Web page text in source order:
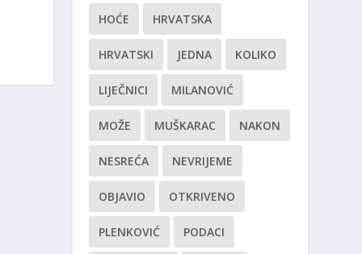
HOĆE HRVATSKA
HRVATSKI JEDNA KOLIKO
LIJEČNICI MILANOVIĆ
MOŽE MUŠKARAC NAKON
NESREĆA NEVRIJEME
OBJAVIO OTKRIVENO
PLENKOVIĆ PODACI